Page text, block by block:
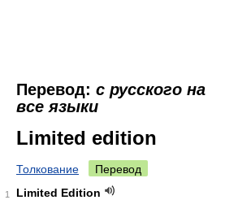
Перевод: с русского на
все языки
Limited edition
Толкование Перевод
1
Limited Edition